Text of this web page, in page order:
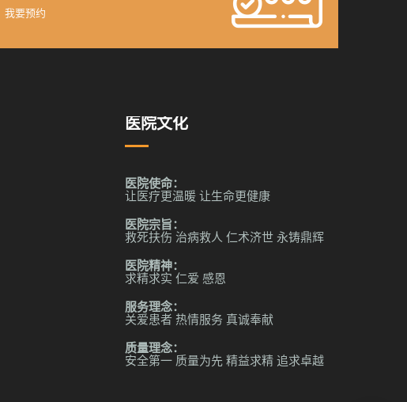
我要预约
医院文化
医院使命：
让医疗更温暖 让生命更健康
医院宗旨：
救死扶伤 治病救人 仁术济世 永铸鼎辉
医院精神：
求精求实 仁爱 感恩
服务理念：
关爱患者 热情服务 真诚奉献
质量理念：
安全第一 质量为先 精益求精 追求卓越